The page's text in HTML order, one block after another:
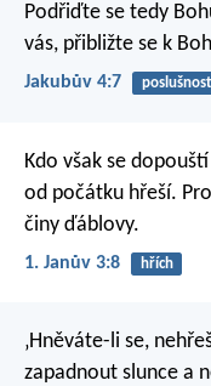
Podřiďte se tedy
vás, přibližte se k
Jakubův 4:7 poslušnost
Kdo však se
od počátku hřeší.
činy ďáblovy.
1. Janův 3:8 hřích
‚Hněváte-li se,
zapadnout slunce a